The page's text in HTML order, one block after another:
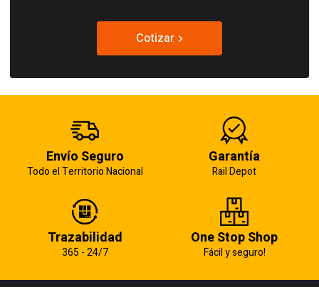
Cotizar
Envío Seguro
Todo el Territorio Nacional
Garantía
Rail Depot
Trazabilidad
365 - 24/7
One Stop Shop
Fácil y seguro!